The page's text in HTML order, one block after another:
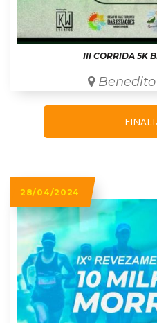
III CORRIDA 5K
Benedito
28/04/2024